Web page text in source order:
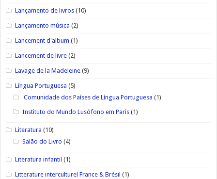
Lançamento de livros (10)
Lançamento música (2)
Lancement d'album (1)
Lancement de livre (2)
Lavage de la Madeleine (9)
Língua Portuguesa (5)
Comunidade dos Países de Língua Portuguesa (1)
Instituto do Mundo Lusófono em Paris (1)
Literatura (10)
Salão do Livro (4)
Literatura infantil (1)
Litterature interculturel France & Brésil (1)